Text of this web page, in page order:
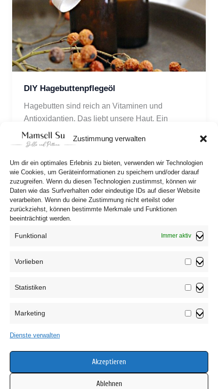
Zustimmung verwalten
Um dir ein optimales Erlebnis zu bieten, verwenden wir Technologien
wie Cookies, um Geräteinformationen zu speichern und/oder darauf
zuzugreifen. Wenn du diesen Technologien zustimmst, können wir
Daten wie das Surfverhalten oder eindeutige IDs auf dieser Website
verarbeiten. Wenn du deine Zustimmung nicht erteilst oder
zurückziehst, können bestimmte Merkmale und Funktionen
beeinträchtigt werden.
Funktional Immer aktiv
Vorlieben
Statistiken
Marketing
Dienste verwalten
Akzeptieren
Ablehnen
DIY Hagebuttenpflegeöl
Hagebutten sind reich an Vitaminen und
Antioxidantien. Das liebt unsere Haut. Ein
Pflegeöl aus Hagebutten kann man einfach
selber herstellen.
Cookie-Richtlinie (EU)